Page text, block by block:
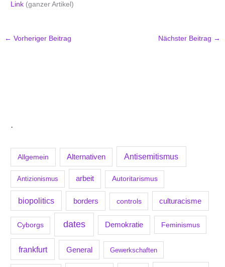
.
Allgemein Alternativen Antisemitismus
Antizionismus arbeit Autoritarismus
biopolitics borders controls culturacisme
Cyborgs dates Demokratie Feminismus
frankfurt General Gewerkschaften
Link (ganzer Artikel)
← Vorheriger Beitrag Nächster Beitrag →